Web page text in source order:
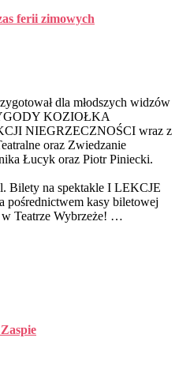
ferii zimowych
dla młodszych widzów
KOZIOŁKA
NIEGRZECZNOŚCI wraz z
oraz Zwiedzanie
Łucyk oraz Piotr Piniecki.
Bilety na spektakle I LEKCJE
kasy biletowej
Teatrze Wybrzeże! …